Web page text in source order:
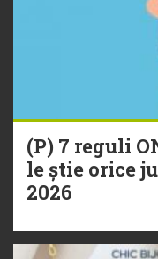
(P) 7 reguli
le știe orice
2026